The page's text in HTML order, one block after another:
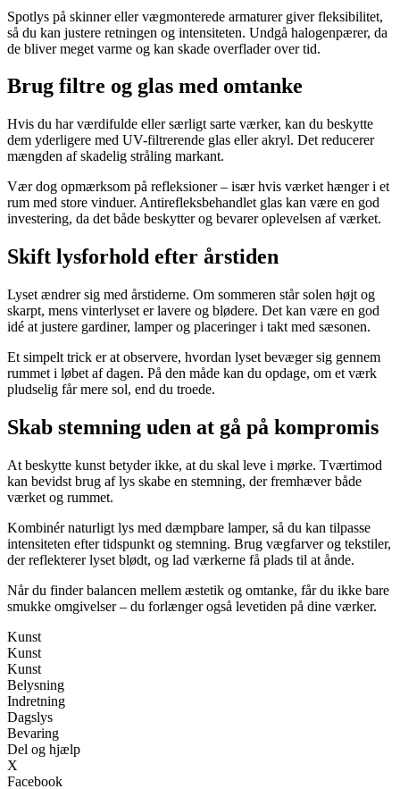
Spotlys på skinner eller vægmonterede armaturer giver fleksibilitet,
så du kan justere retningen og intensiteten. Undgå halogenpærer, da
de bliver meget varme og kan skade overflader over tid.
Brug filtre og glas med omtanke
Hvis du har værdifulde eller særligt sarte værker, kan du beskytte
dem yderligere med UV-filtrerende glas eller akryl. Det reducerer
mængden af skadelig stråling markant.
Vær dog opmærksom på refleksioner – især hvis værket hænger i et
rum med store vinduer. Antirefleksbehandlet glas kan være en god
investering, da det både beskytter og bevarer oplevelsen af værket.
Skift lysforhold efter årstiden
Lyset ændrer sig med årstiderne. Om sommeren står solen højt og
skarpt, mens vinterlyset er lavere og blødere. Det kan være en god
idé at justere gardiner, lamper og placeringer i takt med sæsonen.
Et simpelt trick er at observere, hvordan lyset bevæger sig gennem
rummet i løbet af dagen. På den måde kan du opdage, om et værk
pludselig får mere sol, end du troede.
Skab stemning uden at gå på kompromis
At beskytte kunst betyder ikke, at du skal leve i mørke. Tværtimod
kan bevidst brug af lys skabe en stemning, der fremhæver både
værket og rummet.
Kombinér naturligt lys med dæmpbare lamper, så du kan tilpasse
intensiteten efter tidspunkt og stemning. Brug vægfarver og tekstiler,
der reflekterer lyset blødt, og lad værkerne få plads til at ånde.
Når du finder balancen mellem æstetik og omtanke, får du ikke bare
smukke omgivelser – du forlænger også levetiden på dine værker.
Kunst
Kunst
Kunst
Belysning
Indretning
Dagslys
Bevaring
Del og hjælp
X
Facebook